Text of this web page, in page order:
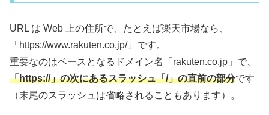
URL は Web 上の住所で、たとえば楽天市場なら、
「https://www.rakuten.co.jp/」です。
重要なのはベースとなるドメイン名「rakuten.co.jp」で、
「https://」の次にあるスラッシュ「/」の直前の部分です
（末尾のスラッシュは省略されることもあります）。